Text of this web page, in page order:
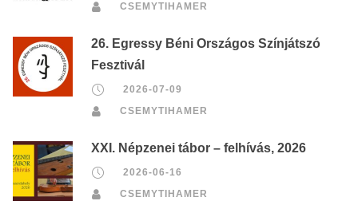
CSEMYTIHAMER
26. Egressy Béni Országos Színjátszó
Fesztivál
2026-07-09
CSEMYTIHAMER
XXI. Népzenei tábor – felhívás, 2026
2026-06-16
CSEMYTIHAMER